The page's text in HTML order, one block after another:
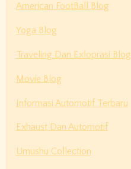
American FootBall Blog
Yoga Blog
Traveling Dan Exloprasi Blog
Movie Blog
Informasi Automotif Terbaru
Exhaust Dan Automotif
Umushu Collection